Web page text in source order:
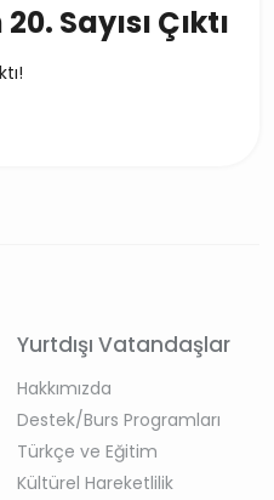
Sayısı Çıktı
Yurtdışı Vatandaşlar
Hakkımızda
Destek/Burs Programları
Türkçe ve Eğitim
Kültürel Hareketlilik